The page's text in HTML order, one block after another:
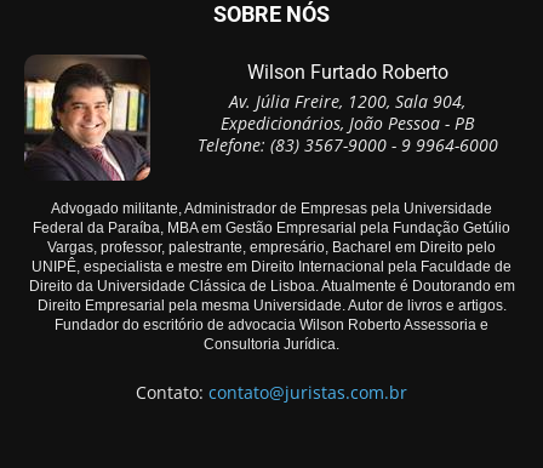
SOBRE NÓS
Wilson Furtado Roberto
Av. Júlia Freire, 1200, Sala 904,
Expedicionários, João Pessoa - PB
Telefone: (83) 3567-9000 - 9 9964-6000
Advogado militante, Administrador de Empresas pela Universidade
Federal da Paraíba, MBA em Gestão Empresarial pela Fundação Getúlio
Vargas, professor, palestrante, empresário, Bacharel em Direito pelo
UNIPÊ, especialista e mestre em Direito Internacional pela Faculdade de
Direito da Universidade Clássica de Lisboa. Atualmente é Doutorando em
Direito Empresarial pela mesma Universidade. Autor de livros e artigos.
Fundador do escritório de advocacia Wilson Roberto Assessoria e
Consultoria Jurídica.
Contato: contato@juristas.com.br